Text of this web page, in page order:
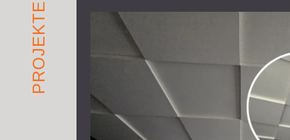
PROJEKTE